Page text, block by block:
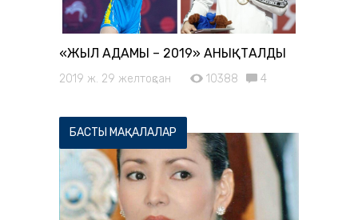
«ЖЫЛ АДАМЫ – 2019» АНЫҚТАЛДЫ
2019 ж. 29 желтоқсан 10388 4
БАСТЫ МАҚАЛАЛАР